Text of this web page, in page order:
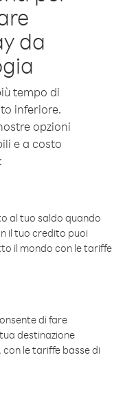
da
tempo di
inferiore.
opzioni
e a costo
al tuo saldo quando
il tuo credito puoi
il mondo con le tariffe
di fare
destinazione
le tariffe basse di